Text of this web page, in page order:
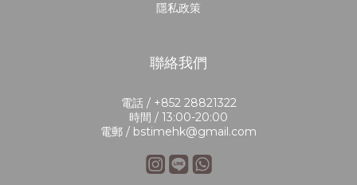
隱私政策
聯絡我們
電話 / +852 28821322
時間 / 13:00-20:00
電郵 / bstimehk@gmail.com